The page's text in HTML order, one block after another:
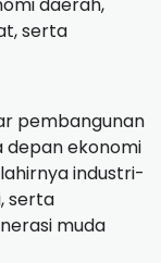
daerah,
serta
pembangunan
depan ekonomi
industri-
serta
muda